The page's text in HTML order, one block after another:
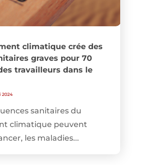
climatique crée des
graves pour 70
travailleurs dans le
2024
sanitaires du
climatique peuvent
les maladies...